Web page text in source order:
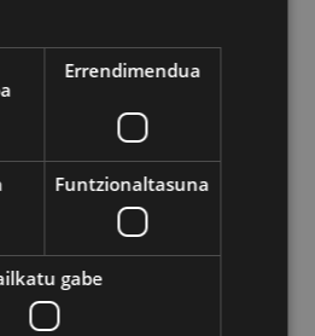
Errendimendua
Funtzionaltasuna
gabe